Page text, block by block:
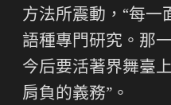
方法所震動，“每一
語種專門研究。那
今后要活著界舞臺
肩負的義務”。